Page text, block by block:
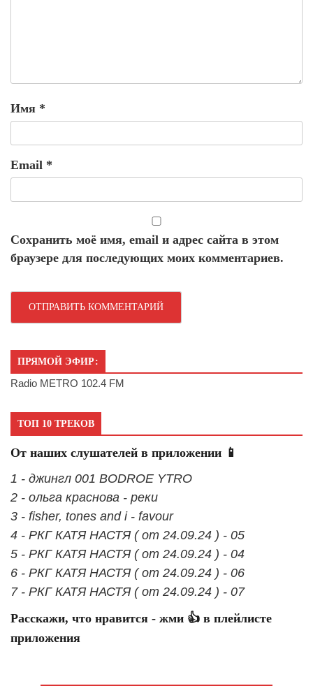
Имя *
Email *
Сохранить моё имя, email и адрес сайта в этом
браузере для последующих моих комментариев.
ПРЯМОЙ ЭФИР:
Radio METRO 102.4 FM
ТОП 10 ТРЕКОВ
От наших слушателей в приложении 📱
1 - джингл 001 BODROE YTRO
2 - ольга краснова - реки
3 - fisher, tones and i - favour
4 - РКГ КАТЯ НАСТЯ ( от 24.09.24 ) - 05
5 - РКГ КАТЯ НАСТЯ ( от 24.09.24 ) - 04
6 - РКГ КАТЯ НАСТЯ ( от 24.09.24 ) - 06
7 - РКГ КАТЯ НАСТЯ ( от 24.09.24 ) - 07
Расскажи, что нравится - жми 👍 в плейлисте
приложения